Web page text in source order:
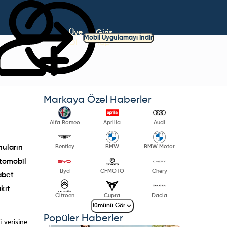
Üye
Ol
Giriş
Yap
Mobil Uygulamayı İndir
verisine
Markaya Özel Haberler
Alfa Romeo Aprilia Audi
Bentley BMW BMW Motor
Byd CFMOTO Chery
Citroen Cupra Dacia
Tümünü Gör
Popüler Haberler